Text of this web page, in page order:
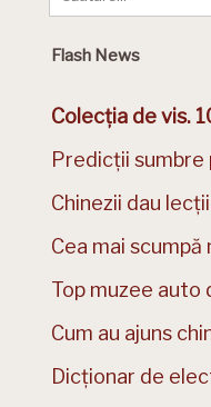
Flash News
Colecția de vis.
Predicții
Chinezii dau
Cea mai scumpă
Top muzee auto
Cum au ajuns
Dicționar de